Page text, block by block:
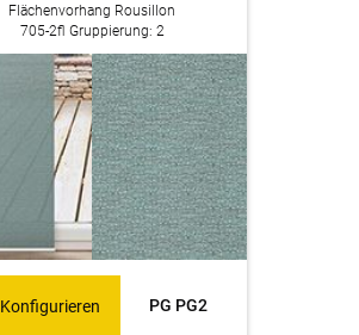
Flächenvorhang Rousillon
705-2fl Gruppierung: 2
PG PG2
Konfigurieren